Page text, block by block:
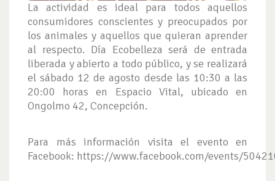
La actividad es ideal para todos aquellos
consumidores conscientes y preocupados por
los animales y aquellos que quieran aprender
al respecto. Día Ecobelleza será de entrada
liberada y abierto a todo público, y se realizará
el sábado 12 de agosto desde las 10:30 a las
20:00 horas en Espacio Vital, ubicado en
Ongolmo 42, Concepción.
Para más información visita el evento en
Facebook: https://www.facebook.com/events/